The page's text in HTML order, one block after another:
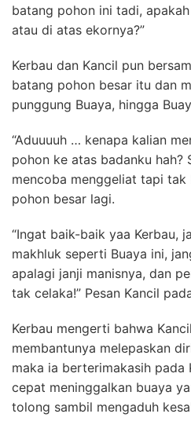
batang pohon ini tadi,
atau di atas ekornya?”
Kerbau dan Kancil pun
batang pohon besar itu dan
punggung Buaya, hingga
“Aduuuuh … kenapa kalian
pohon ke atas badanku hah?
mencoba menggeliat tapi
pohon besar lagi.
“Ingat baik-baik yaa Kerbau,
makhluk seperti Buaya ini,
apalagi janji manisnya, dan
tak celaka!” Pesan Kancil
Kerbau mengerti bahwa
membantunya melepaskan
maka ia berterimakasih pada
cepat meninggalkan buaya
tolong sambil mengaduh